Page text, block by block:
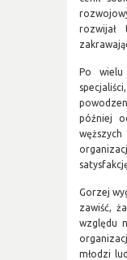
rozwijał
Po wielu
później
Gorzej
zawiść,
względu
młodzi